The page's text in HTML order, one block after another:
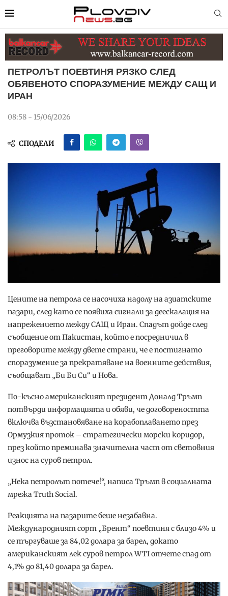
ПЕТРОЛЪТ ПОЕВТИНЯ РЯЗКО СЛЕД
ОБЯВЕНОТО СПОРАЗУМЕНИЕ МЕЖДУ САЩ И
ИРАН
08:58 - 15/06/2026
СПОДЕЛИ
Цените на петрола се насочиха надолу на азиатските
пазари, след като се появиха сигнали за деескалация на
напрежението между САЩ и Иран. Спадът дойде след
съобщение от Пакистан, който е посредничил в
преговорите между двете страни, че е постигнато
споразумение за прекратяване на военните действия,
съобщават „Би Би Си“ и Нова.
По-късно американският президент Доналд Тръмп
потвърди информацията и обяви, че договореността
включва възстановяване на корабоплаването през
Ормузкия проток – стратегически морски коридор,
през който преминава значителна част от световния
износ на суров петрол.
„Нека петролът потече!“, написа Тръмп в социалната
мрежа Truth Social.
Реакцията на пазарите беше незабавна.
Международният сорт „Брент“ поевтиня с близо 4% и
се търгуваше за 84,02 долара за барел, докато
американският лек суров петрол WTI отчете спад от
4,1% до 81,40 долара за барел.